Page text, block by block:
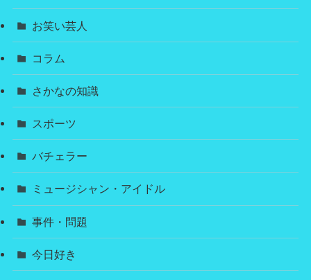
お笑い芸人
コラム
さかなの知識
スポーツ
バチェラー
ミュージシャン・アイドル
事件・問題
今日好き